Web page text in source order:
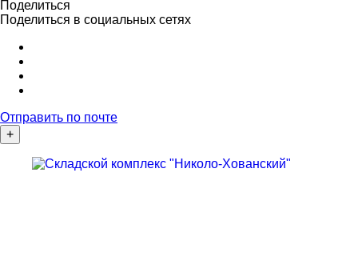
Поделиться
Поделиться в социальных сетях
Отправить по почте
+